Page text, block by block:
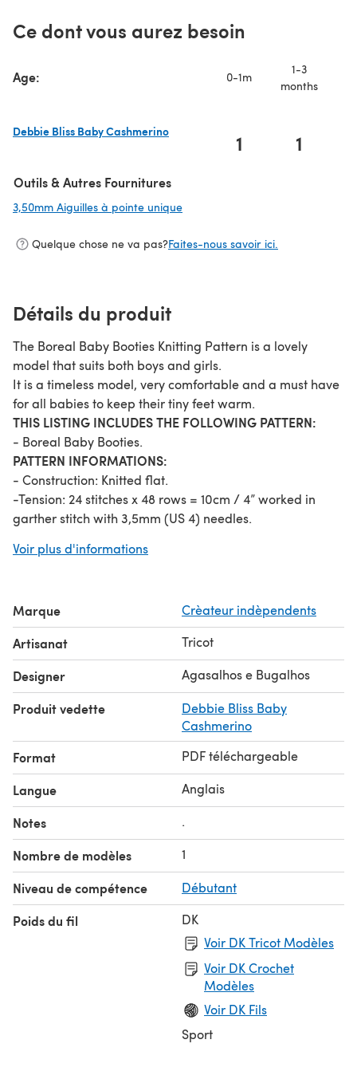
Ce dont vous aurez besoin
Age: 0-1m
1-3
months
Debbie Bliss Baby Cashmerino
1 1
Outils & Autres Fournitures
3,50mm Aiguilles à pointe unique
Quelque chose ne va pas?Faites-nous savoir ici.
Détails du produit
The Boreal Baby Booties Knitting Pattern is a lovely
model that suits both boys and girls.
It is a timeless model, very comfortable and a must have
for all babies to keep their tiny feet warm.
THIS LISTING INCLUDES THE FOLLOWING PATTERN:
- Boreal Baby Booties.
PATTERN INFORMATIONS:
- Construction: Knitted flat.
-Tension: 24 stitches x 48 rows = 10cm / 4” worked in
garther stitch with 3,5mm (US 4) needles.
decreases.
Voir plus d'informations
Marque Crèateur indèpendents
Artisanat Tricot
Designer Agasalhos e Bugalhos
Produit vedette
Debbie Bliss Baby
Cashmerino
Format PDF téléchargeable
Langue Anglais
Notes .
Nombre de modèles 1
Niveau de compétence Débutant
Poids du fil
DK
Voir DK Tricot Modèles
Voir DK Crochet
Modèles
Voir DK Fils
Sport